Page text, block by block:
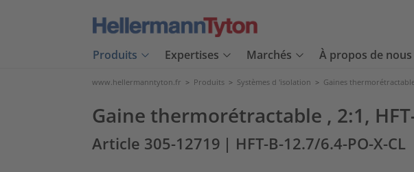
Produits Expertises Marchés À propos de nous
www.hellermanntyton.fr > Produits > Systèmes d 'isolation > Gaines
Gaine thermorétractable , 2:1,
Article 305-12719 | HFT-B-12.7/6.4-PO-X-CL